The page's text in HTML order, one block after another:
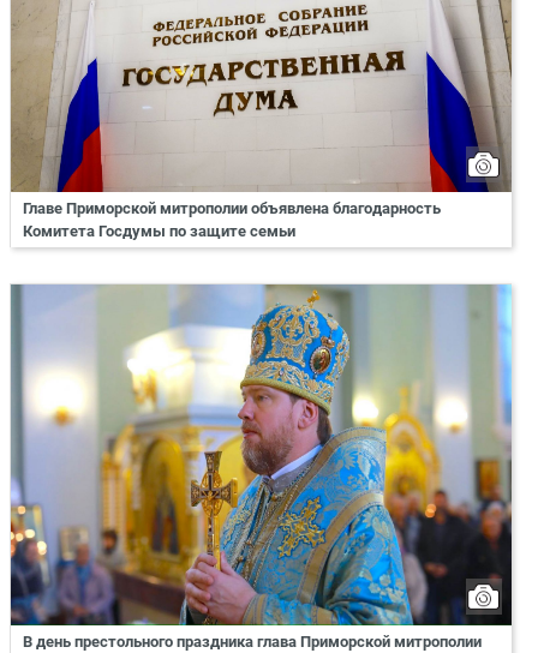
Главе Приморской митрополии объявлена благодарность
Комитета Госдумы по защите семьи
В день престольного праздника глава Приморской митрополии